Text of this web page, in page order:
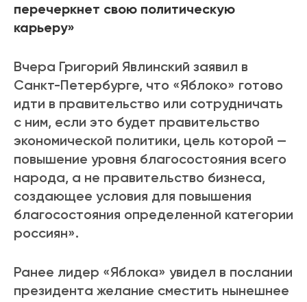
перечеркнет свою политическую
карьеру»
Вчера Григорий Явлинский заявил в
Санкт-Петербурге, что «Яблоко» готово
идти в правительство или сотрудничать
с ним, если это будет правительство
экономической политики, цель которой —
повышение уровня благосостояния всего
народа, а не правительство бизнеса,
создающее условия для повышения
благосостояния определенной категории
россиян».
Ранее лидер «Яблока» увидел в послании
президента желание сместить нынешнее